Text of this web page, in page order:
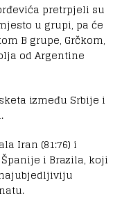
pretrpjeli su
u grupi, pa će
B grupe, Grčkom,
od Argentine
između Srbije i
Iran (81:76) i
i Brazila, koji